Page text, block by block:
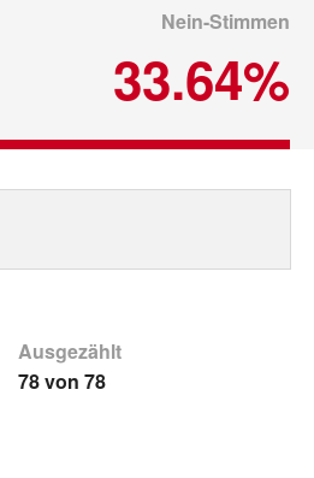
Nein-Stimmen
33.64%
Ausgezählt
78 von 78